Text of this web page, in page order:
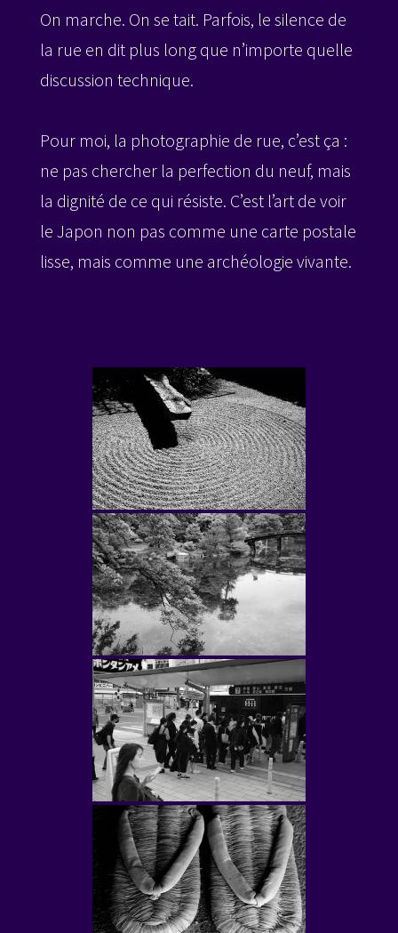
On marche. On se tait. Parfois, le silence de
la rue en dit plus long que n’importe quelle
discussion technique.
​Pour moi, la photographie de rue, c’est ça :
ne pas chercher la perfection du neuf, mais
la dignité de ce qui résiste. C’est l’art de voir
le Japon non pas comme une carte postale
lisse, mais comme une archéologie vivante.